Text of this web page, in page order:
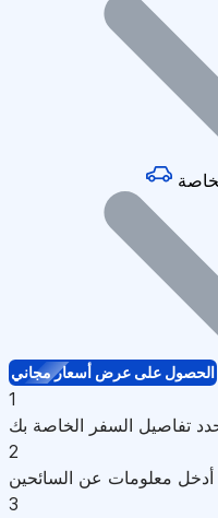
الحصول على عرض أسعار مجاني
1
تفاصيل السفر الخاصة بك
2
أدخل معلومات عن السائحين
3